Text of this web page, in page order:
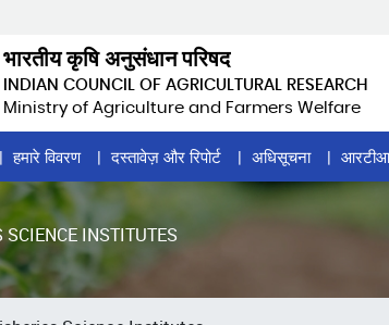
भारतीय कृषि अनुसंधान परिषद
INDIAN COUNCIL OF AGRICULTURAL RESEARCH
Ministry of Agriculture and Farmers Welfare
हमारे विवरण दस्तावेज़ और रिपोर्ट अधिसूचना
SCIENCE INSTITUTES